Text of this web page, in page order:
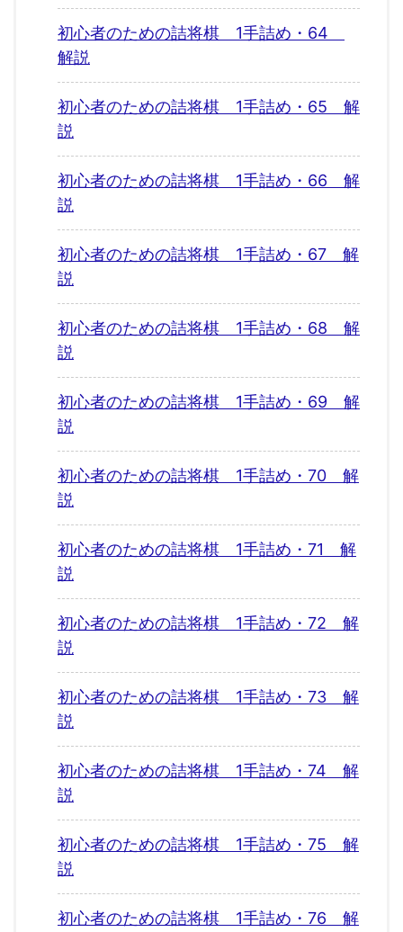
初心者のための詰将棋 1手詰め・64
解説
初心者のための詰将棋 1手詰め・65 解
説
初心者のための詰将棋 1手詰め・66 解
説
初心者のための詰将棋 1手詰め・67 解
説
初心者のための詰将棋 1手詰め・68 解
説
初心者のための詰将棋 1手詰め・69 解
説
初心者のための詰将棋 1手詰め・70 解
説
初心者のための詰将棋 1手詰め・71 解
説
初心者のための詰将棋 1手詰め・72 解
説
初心者のための詰将棋 1手詰め・73 解
説
初心者のための詰将棋 1手詰め・74 解
説
初心者のための詰将棋 1手詰め・75 解
説
初心者のための詰将棋 1手詰め・76 解